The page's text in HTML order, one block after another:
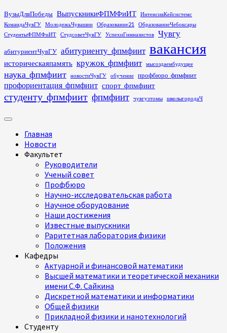
Перейти
к
содержимому
ВузыДляПобеды ВыпускникиФПМФиИТ
ИнтенсивКейсистемс
КомандаЧувГУ
МолодежьЧувашии Образование21
ОбразованиеЧебоксары
СтудентыФПМФиИТ
СтудсоветЧувГУ УспехиГимназистов Чувгу
абитуриентЧувГУ абитуриенту_фпмфиит вакансия
историческаяпамять кружок_фпмфиит мысоздаембудущее
наука_фпмфиит новостиЧувГУ обучение профбюро_фпмфиит
профориентация_фпмфиит спорт_фпмфиит
студенту_фпмфиит фпмфиит чувгуэтомы школыгородаЧ
Основное
Главная
Новости
Факультет
Руководители
Ученый совет
Профбюро
Научно-исследовательская работа
Научное оборудование
Наши достижения
Известные выпускники
Раритетная лаборатория физики
Положения
Кафедры
Актуарной и финансовой математики
Высшей математики и теоретической механики
имени С.Ф. Сайкина
Дискретной математики и информатики
Общей физики
Прикладной физики и нанотехнологий
Студенту